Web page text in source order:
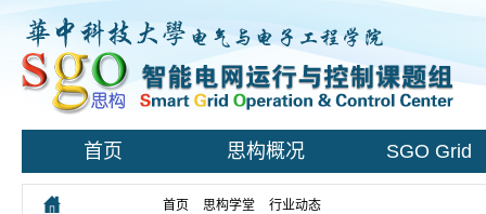
首页 思构概况 SGO Grid
首页 思构学堂 行业动态